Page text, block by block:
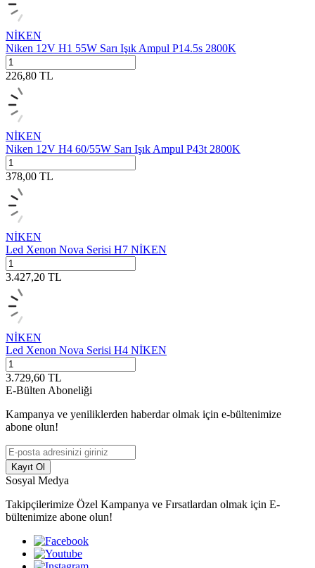
NİKEN
Niken 12V H1 55W Sarı Işık Ampul P14.5s 2800K
226,80 TL
NİKEN
Niken 12V H4 60/55W Sarı Işık Ampul P43t 2800K
378,00 TL
NİKEN
Led Xenon Nova Serisi H7 NİKEN
3.427,20 TL
NİKEN
Led Xenon Nova Serisi H4 NİKEN
3.729,60 TL
E-Bülten Aboneliği
Kampanya ve yeniliklerden haberdar olmak için e-bültenimize
abone olun!
Kayıt Ol
Sosyal Medya
Takipçilerimize Özel Kampanya ve Fırsatlardan olmak için E-
bültenimize abone olun!